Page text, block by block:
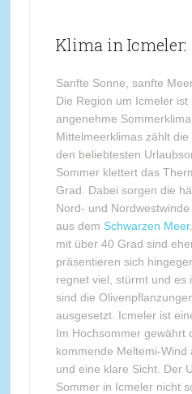
Klima in Icmeler:
Sanfte Sonne, sanfte
Die Region um Icmeler
angenehme
Mittelmeerklimas zählt
den beliebtesten
Sommer klettert das
Grad. Dabei sorgen die
Nord- und
aus dem Schwarzen Meer
mit über 40 Grad sind
präsentieren sich
regnet viel, stürmt und es
sind die
ausgesetzt. Icmeler ist
Im Hochsommer gewährt
kommende Meltemi-Wind
und eine klare Sicht. Der
Sommer in Icmeler nicht